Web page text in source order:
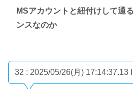
MSアカウントと紐付けして通
ンスなのか
32 : 2025/05/26(月) 17:14:37.13